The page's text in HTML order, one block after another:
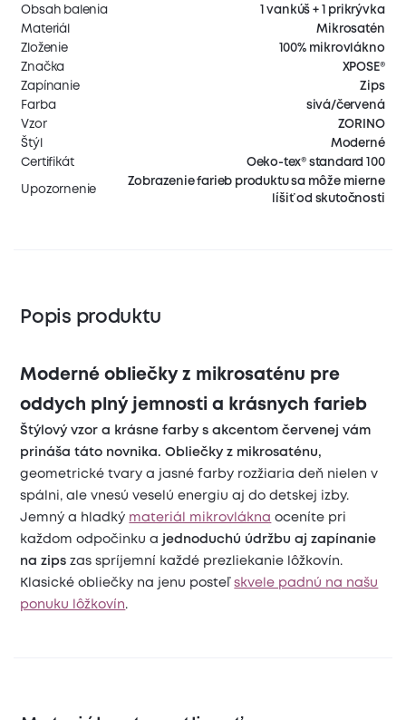
Obsah balenia
1 vankúš + 1 prikrývka
Materiál
Mikrosatén
Zloženie
100% mikrovlákno
Značka
XPOSE®
Zapínanie
Zips
Farba
sivá/červená
Vzor
ZORINO
Štýl
Moderné
Certifikát
Oeko-tex® standard 100
Upozornenie
Zobrazenie farieb produktu sa môže mierne
líšiť od skutočnosti
Popis produktu
Moderné obliečky z mikrosaténu pre
oddych plný jemnosti a krásnych farieb
Štýlový vzor a krásne farby s akcentom červenej vám
prináša táto novnika. Obliečky z mikrosaténu,
geometrické tvary a jasné farby rozžiaria deň nielen v
spálni, ale vnesú veselú energiu aj do detskej izby.
Jemný a hladký materiál mikrovlákna oceníte pri
každom odpočinku a
jednoduchú údržbu aj zapínanie
na zipszas spríjemní každé prezliekanie lôžkovín.
Klasické obliečky na jenu posteľskvele padnú na našu
ponuku lôžkovín.